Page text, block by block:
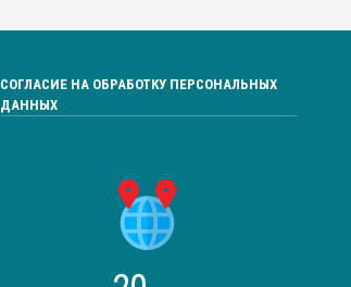
СОГЛАСИЕ НА ОБРАБОТКУ ПЕРСОНАЛЬНЫХ
ДАННЫХ